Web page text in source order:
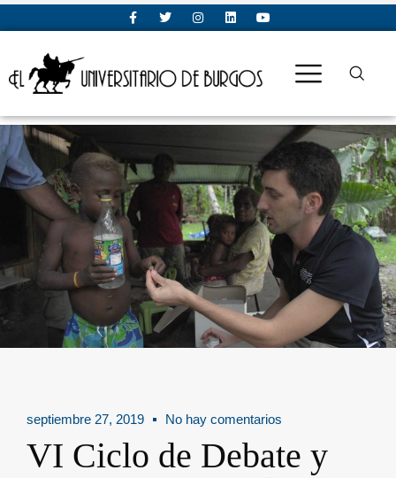
septiembre 27, 2019 No hay comentarios
VI Ciclo de Debate y